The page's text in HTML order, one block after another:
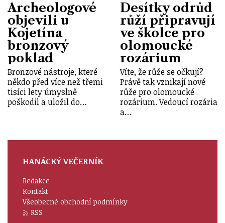
Archeologové
objevili u
Kojetína
bronzový
poklad
Bronzové nástroje, které
někdo před více než třemi
tisíci lety úmyslně
poškodil a uložil do…
Desítky odrůd
růží připravují
ve školce pro
olomoucké
rozárium
Víte, že růže se očkují?
Právě tak vznikají nové
růže pro olomoucké
rozárium. Vedoucí rozária
a…
HANÁCKÝ VEČERNÍK
Redakce
Kontakt
Všeobecné obchodní podmínky
RSS